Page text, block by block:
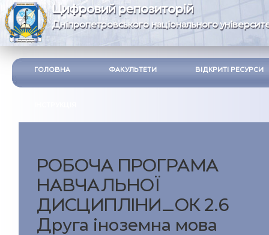
Цифровий репозиторій
Дніпропетровського національного
ГОЛОВНА ФАКУЛЬТЕТИ ВІДКРИТІ РЕСУРСИ
РОБОЧА ПРОГРАМА
НАВЧАЛЬНОЇ
ДИСЦИПЛІНИ_ОК 2.6
Друга іноземна мова